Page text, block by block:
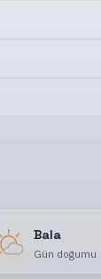
Bala
Gün doğumu